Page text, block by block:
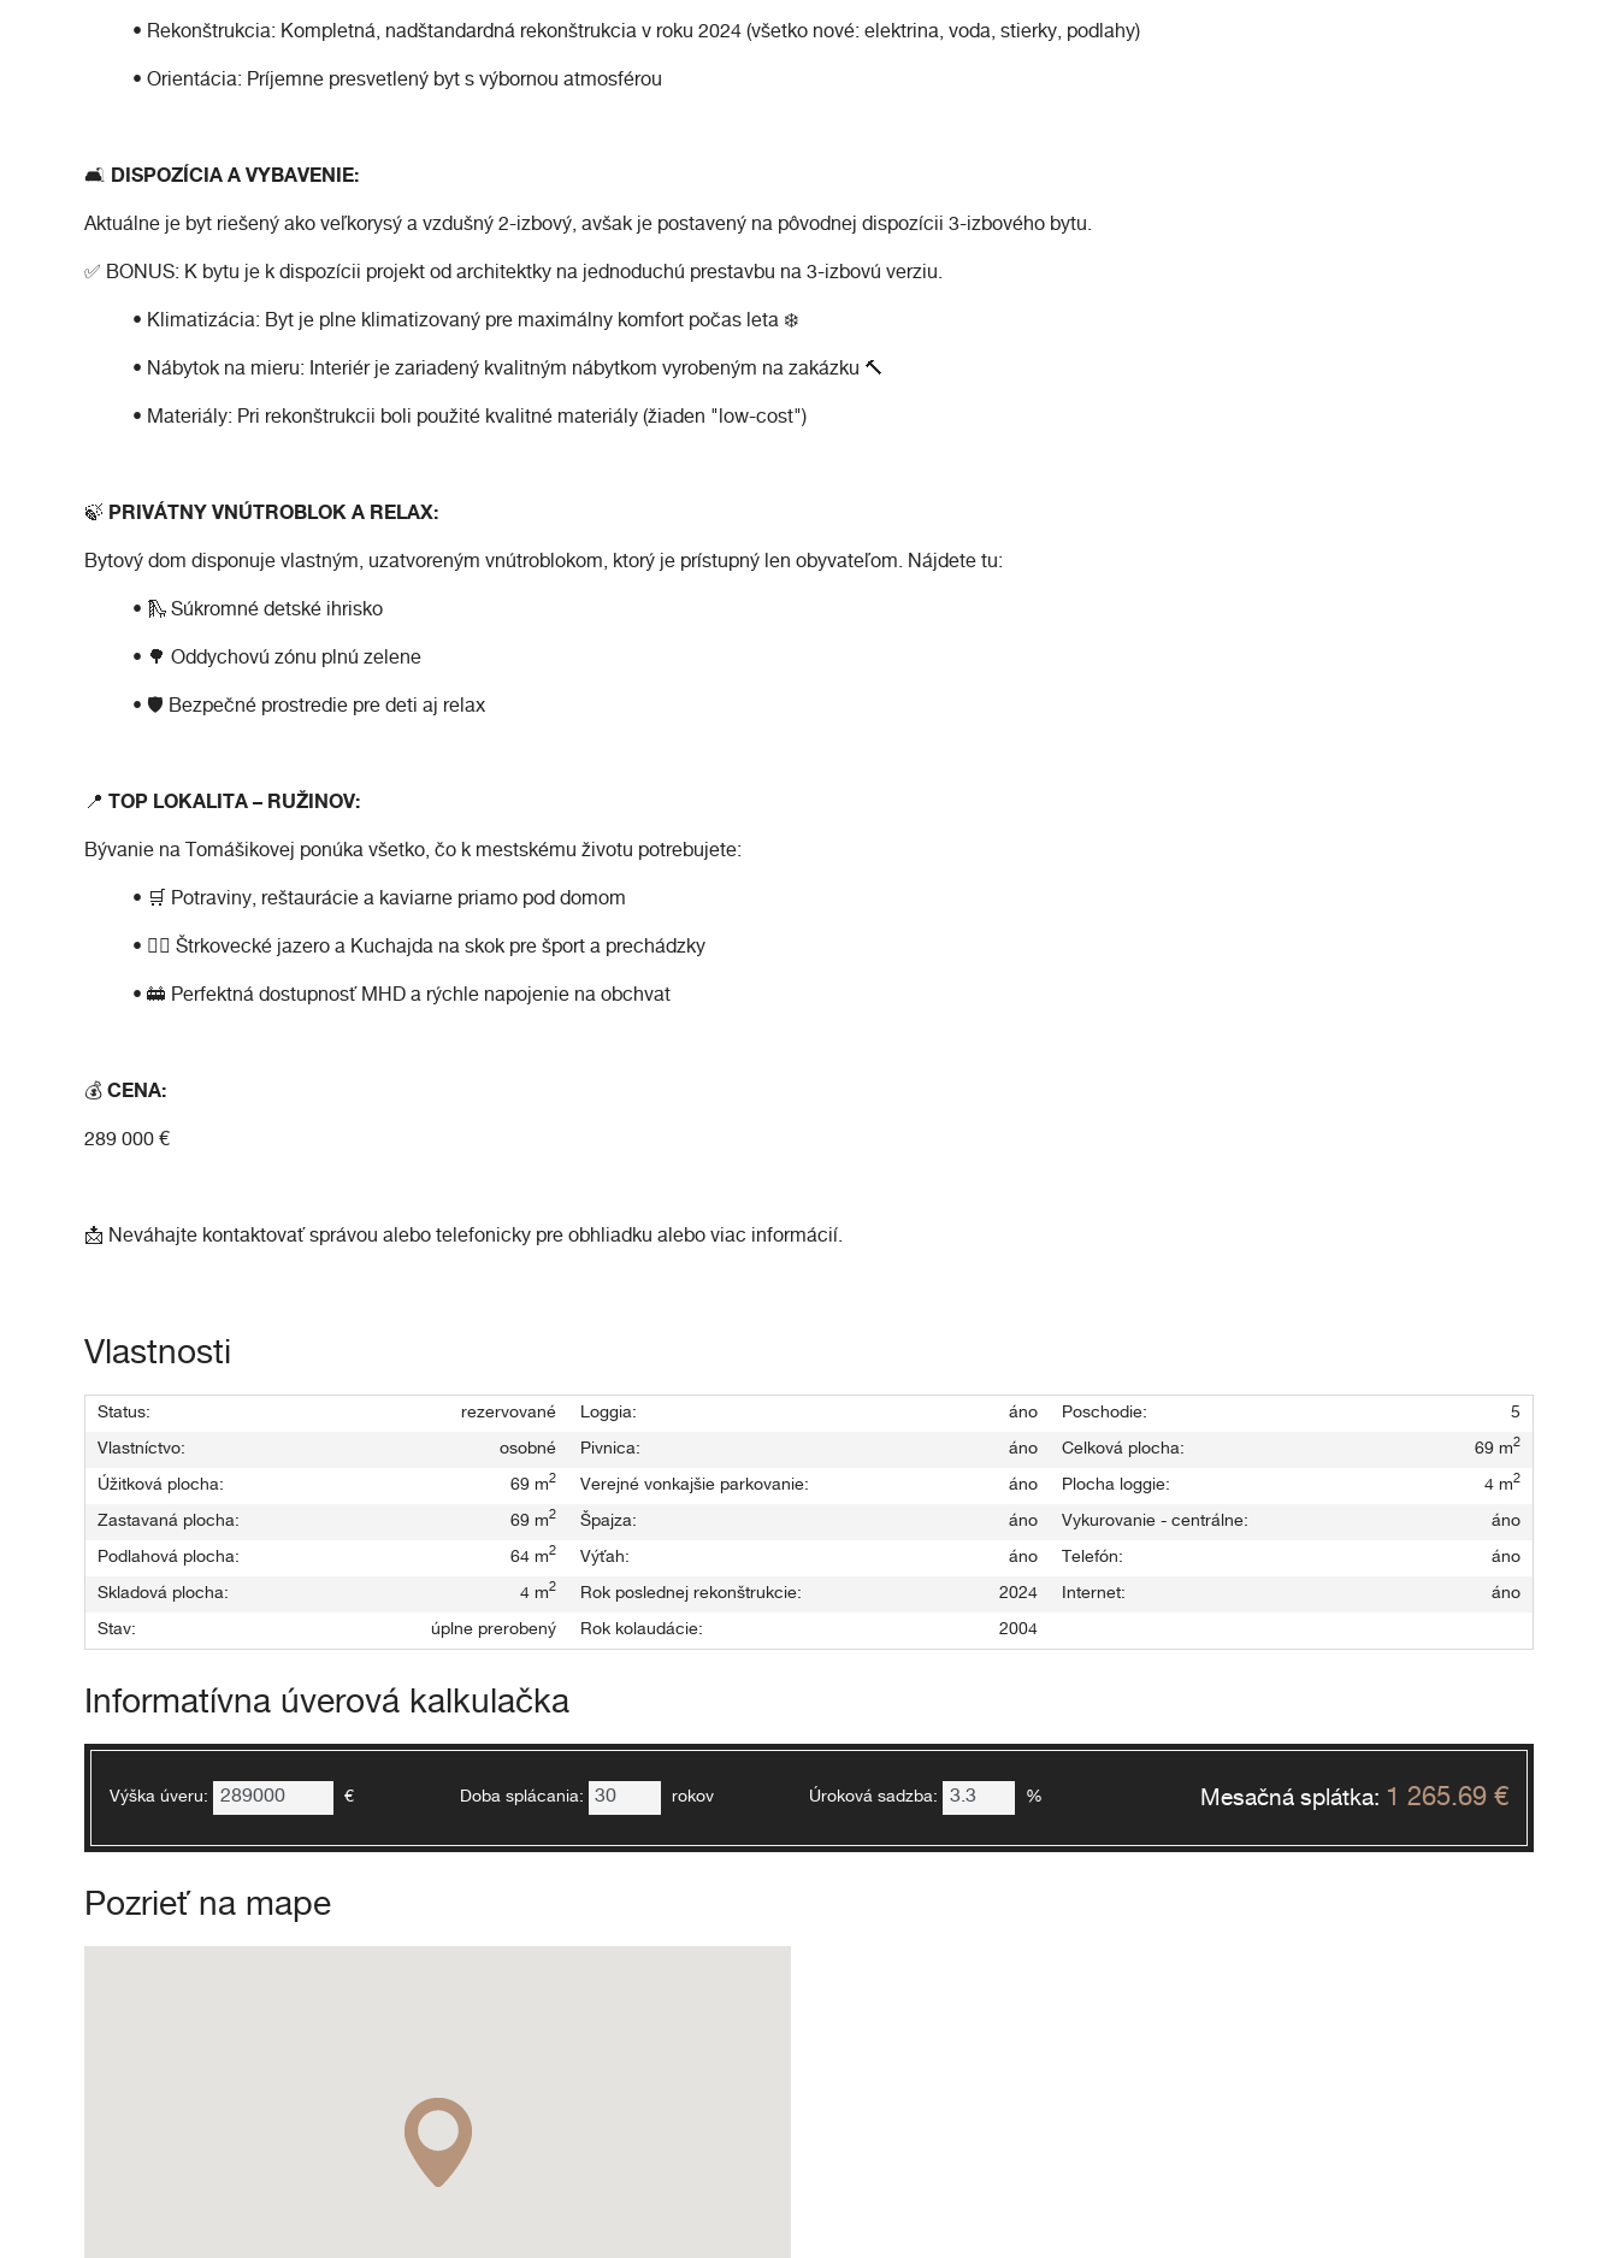
• Rekonštrukcia: Kompletná, nadštandardná rekonštrukcia v roku 2024 (všetko nové: elektrina, voda, stierky, podlahy)
• Orientácia: Príjemne presvetlený byt s výbornou atmosférou
🛋️ DISPOZÍCIA A VYBAVENIE:
Aktuálne je byt riešený ako veľkorysý a vzdušný 2-izbový, avšak je postavený na pôvodnej dispozícii 3-izbového bytu.
✅ BONUS: K bytu je k dispozícii projekt od architektky na jednoduchú prestavbu na 3-izbovú verziu.
• Klimatizácia: Byt je plne klimatizovaný pre maximálny komfort počas leta ❄️
• Nábytok na mieru: Interiér je zariadený kvalitným nábytkom vyrobeným na zakázku 🔨
• Materiály: Pri rekonštrukcii boli použité kvalitné materiály (žiaden "low-cost")
🍃 PRIVÁTNY VNÚTROBLOK A RELAX:
Bytový dom disponuje vlastným, uzatvoreným vnútroblokom, ktorý je prístupný len obyvateľom. Nájdete tu:
• 🛝 Súkromné detské ihrisko
• 🌳 Oddychovú zónu plnú zelene
• 🛡️ Bezpečné prostredie pre deti aj relax
📍 TOP LOKALITA – RUŽINOV:
Bývanie na Tomášikovej ponúka všetko, čo k mestskému životu potrebujete:
• 🛒 Potraviny, reštaurácie a kaviarne priamo pod domom
• 🏃‍♂️ Štrkovecké jazero a Kuchajda na skok pre šport a prechádzky
• 🚋 Perfektná dostupnosť MHD a rýchle napojenie na obchvat
💰 CENA:
289 000 €
📩 Neváhajte kontaktovať správou alebo telefonicky pre obhliadku alebo viac informácií.
Vlastnosti
Status: rezervované
Vlastníctvo: osobné
Úžitková plocha: 69 m2
Zastavaná plocha: 69 m2
Podlahová plocha: 64 m2
Skladová plocha: 4 m2
Stav: úplne prerobený
Loggia: áno
Pivnica: áno
Verejné vonkajšie parkovanie: áno
Špajza: áno
Výťah: áno
Rok poslednej rekonštrukcie: 2024
Rok kolaudácie: 2004
Poschodie: 5
Celková plocha: 69 m2
Plocha loggie: 4 m2
Vykurovanie - centrálne: áno
Telefón: áno
Internet: áno
Informatívna úverová kalkulačka
Výška úveru: € Doba splácania: rokov Úroková sadzba: % Mesačná splátka: 1 265.69 €
Pozrieť na mape